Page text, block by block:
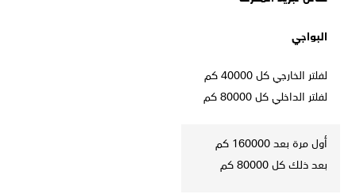
البواجي
لفلتر الخارجي کل 40000 كم
لفلتر الداخلي کل 80000 كم
أول مرة بعد 160000 كم
بعد ذلك کل 80000 كم